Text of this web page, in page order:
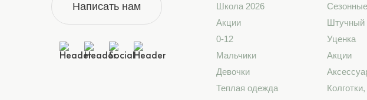
Написать нам
Школа 2026
Акции
0-12
Мальчики
Девочки
Теплая одежда
Штучный
Уценка
Акции